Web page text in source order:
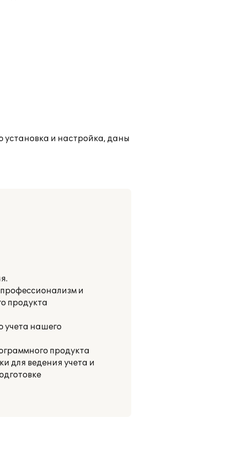
установка и настройка, даны
и
продукта
учета нашего
продукта
для ведения учета и